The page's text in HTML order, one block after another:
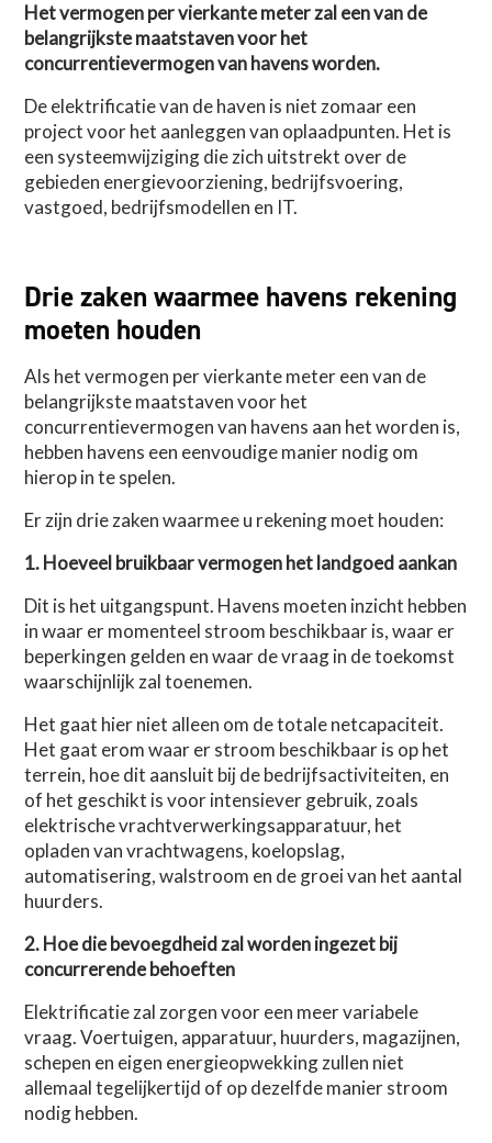
Het vermogen per vierkante meter zal een van de
belangrijkste maatstaven voor het
concurrentievermogen van havens worden.
De elektrificatie van de haven is niet zomaar een
project voor het aanleggen van oplaadpunten. Het is
een systeemwijziging die zich uitstrekt over de
gebieden energievoorziening, bedrijfsvoering,
vastgoed, bedrijfsmodellen en IT.
Drie zaken waarmee havens rekening
moeten houden
Als het vermogen per vierkante meter een van de
belangrijkste maatstaven voor het
concurrentievermogen van havens aan het worden is,
hebben havens een eenvoudige manier nodig om
hierop in te spelen.
Er zijn drie zaken waarmee u rekening moet houden:
1. Hoeveel bruikbaar vermogen het landgoed aankan
Dit is het uitgangspunt. Havens moeten inzicht hebben
in waar er momenteel stroom beschikbaar is, waar er
beperkingen gelden en waar de vraag in de toekomst
waarschijnlijk zal toenemen.
Het gaat hier niet alleen om de totale netcapaciteit.
Het gaat erom waar er stroom beschikbaar is op het
terrein, hoe dit aansluit bij de bedrijfsactiviteiten, en
of het geschikt is voor intensiever gebruik, zoals
elektrische vrachtverwerkingsapparatuur, het
opladen van vrachtwagens, koelopslag,
automatisering, walstroom en de groei van het aantal
huurders.
2. Hoe die bevoegdheid zal worden ingezet bij
concurrerende behoeften
Elektrificatie zal zorgen voor een meer variabele
vraag. Voertuigen, apparatuur, huurders, magazijnen,
schepen en eigen energieopwekking zullen niet
allemaal tegelijkertijd of op dezelfde manier stroom
nodig hebben.